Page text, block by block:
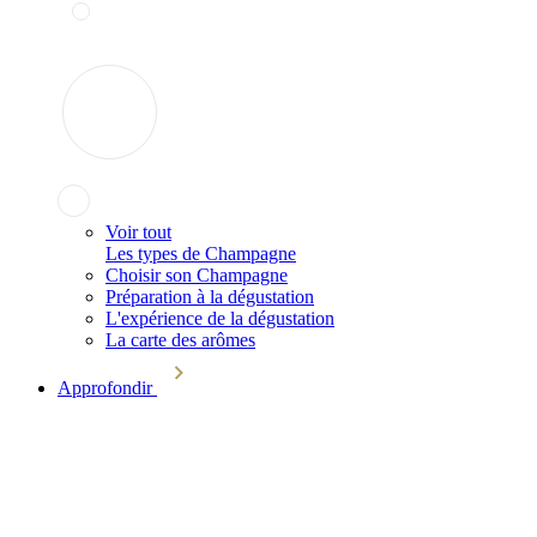
Voir tout
Les types de Champagne
Choisir son Champagne
Préparation à la dégustation
L'expérience de la dégustation
La carte des arômes
Approfondir